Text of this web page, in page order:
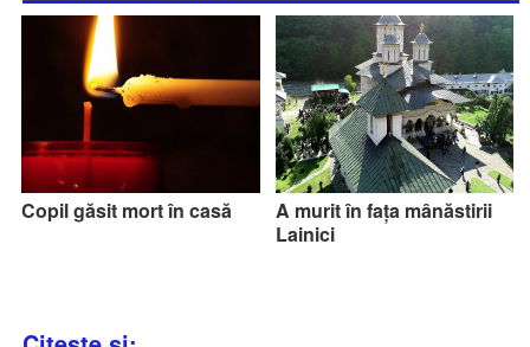
Copil găsit mort în casă
A murit în fața mânăstirii
Lainici